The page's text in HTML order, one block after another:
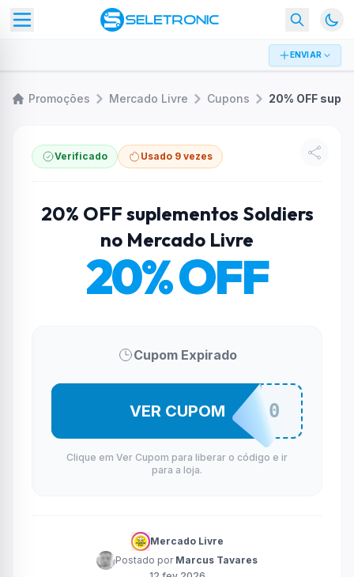
ENVIAR
Promoções Mercado Livre Cupons
Verificado Usado 9 vezes
20% OFF suplementos Soldiers
no Mercado Livre
20% OFF
Cupom Expirado
SUPLEMENTO20
VER CUPOM
Clique em Ver Cupom para liberar o código e ir
para a loja.
Mercado Livre
Postado por Marcus Tavares